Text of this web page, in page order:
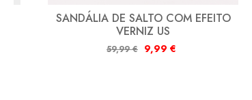
SANDÁLIA DE SALTO COM EFEITO
VERNIZ US
59,99€ 9,99 €